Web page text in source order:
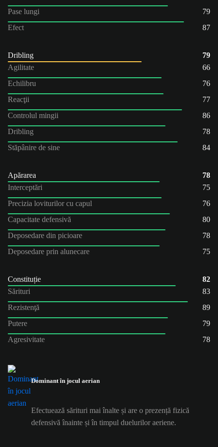
Pase lungi
79
Efect
87
Dribling
79
Agilitate
66
Echilibru
76
Reacţii
77
Controlul mingii
86
Dribling
78
Stăpânire de sine
84
Apărarea
78
Interceptări
75
Precizia loviturilor cu capul
76
Capacitate defensivă
80
Deposedare din picioare
78
Deposedare prin alunecare
75
Constituție
82
Sărituri
83
Rezistenţă
89
Putere
79
Agresivitate
78
Dominant în jocul aerian
Efectuează sărituri mai înalte și are o prezență fizică
defensivă înainte și în timpul duelurilor aeriene.